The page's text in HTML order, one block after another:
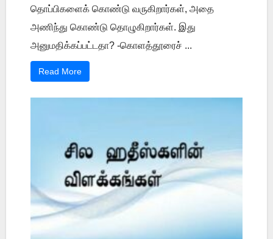
தொப்பிகளைக் கொண்டு வருகிறார்கள், அதை
அணிந்து கொண்டு தொழுகிறார்கள். இது
அனுமதிக்கப்பட்டதா? -கொளத்தூரைச் ...
Read More